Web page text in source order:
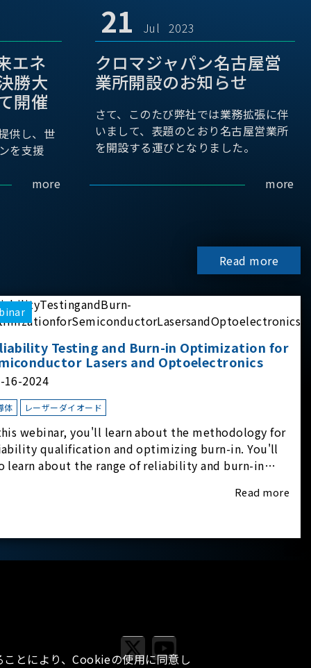
エネ
勝大
開催
供し、世
を支援
more
21 Jul 2023
クロマジャパン名古屋営
業所開設のお知らせ
さて、このたび弊社では業務拡張に伴
いまして、表題のとおり名古屋営業所
を開設する運びとなりました。
more
Read more
Testing and Burn-in Optimization for
Lasers and Optoelectronics
16-2024
体 レーザーダイオード
webinar, you'll learn about the methodology for
qualification and optimizing burn-in. You'll
learn about the range of reliability and burn-in
Read more
とにより、Cookieの使用に同意し